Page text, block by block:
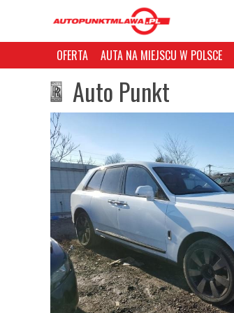
OFERTA AUTA NA MIEJSCU W POLSCE
Auto Punkt